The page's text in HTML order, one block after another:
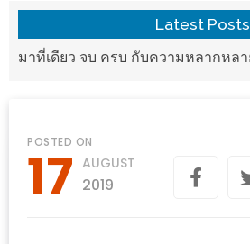
อ้วน
ความ
เป็น
ปัน
นาฯ
เชียงใหม่
เล่น
กัน
Latest Posts
มาที่เดียว จบ ครบ กับความหลากหลายในรสชาติที่นำมาจากทั่วเมืองจีนที่ HAN The Chinese Cuisine
POSTED ON
17 AUGUST
2019